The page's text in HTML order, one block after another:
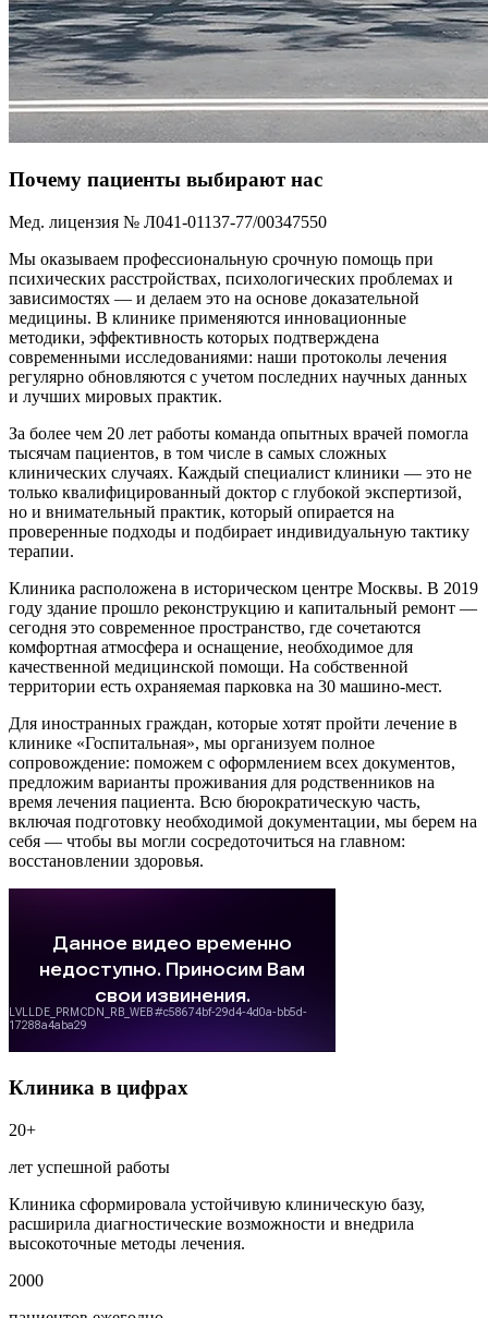
Почему пациенты выбирают нас
Мед. лицензия № Л041-01137-77/00347550
Мы оказываем профессиональную срочную помощь при
психических расстройствах, психологических проблемах и
зависимостях — и делаем это на основе доказательной
медицины. В клинике применяются инновационные
методики, эффективность которых подтверждена
современными исследованиями: наши протоколы лечения
регулярно обновляются с учетом последних научных данных
и лучших мировых практик.
За более чем 20 лет работы команда опытных врачей помогла
тысячам пациентов, в том числе в самых сложных
клинических случаях. Каждый специалист клиники — это не
только квалифицированный доктор с глубокой экспертизой,
но и внимательный практик, который опирается на
проверенные подходы и подбирает индивидуальную тактику
терапии.
Клиника расположена в историческом центре Москвы. В 2019
году здание прошло реконструкцию и капитальный ремонт —
сегодня это современное пространство, где сочетаются
комфортная атмосфера и оснащение, необходимое для
качественной медицинской помощи. На собственной
территории есть охраняемая парковка на 30 машино‑мест.
Для иностранных граждан, которые хотят пройти лечение в
клинике «Госпитальная», мы организуем полное
сопровождение: поможем с оформлением всех документов,
предложим варианты проживания для родственников на
время лечения пациента. Всю бюрократическую часть,
включая подготовку необходимой документации, мы берем на
себя — чтобы вы могли сосредоточиться на главном:
восстановлении здоровья.
Клиника в цифрах
20+
лет успешной работы
Клиника сформировала устойчивую клиническую базу,
расширила диагностические возможности и внедрила
высокоточные методы лечения.
2000